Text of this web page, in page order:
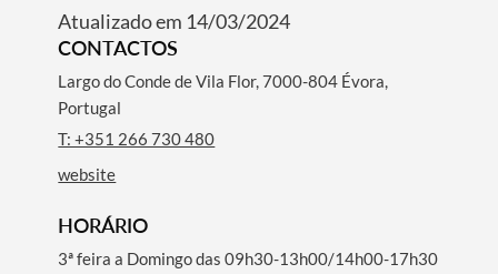
Atualizado em 14/03/2024
CONTACTOS
Largo do Conde de Vila Flor, 7000-804 Évora,
Portugal
T: +351 266 730 480
website
HORÁRIO
3ª feira a Domingo das 09h30-13h00/14h00-17h30